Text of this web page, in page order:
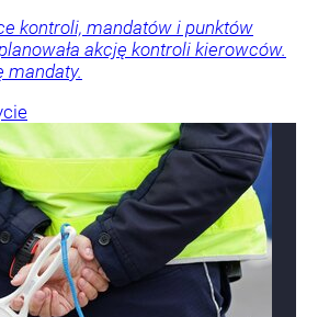
kontroli, mandatów i punktów
akcję kontroli kierowców.
mandaty.